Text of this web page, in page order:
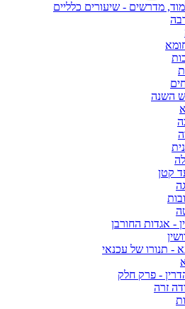
מדרשים - שיעורים כלליים
השנה
קטן
- אגדות החורבן
- תנורו של עכנאי
- פרק חלק
זרה